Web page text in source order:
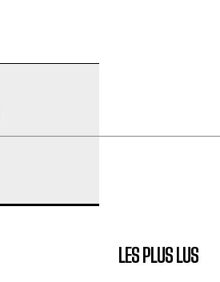
LES PLUS LUS